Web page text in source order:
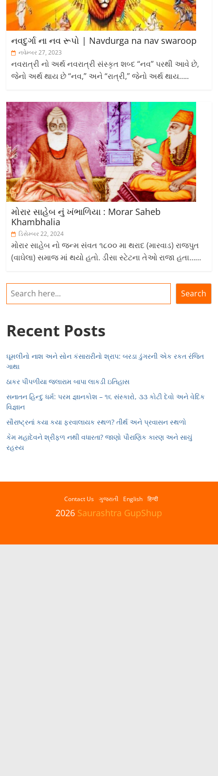
નવદુર્ગા ના નવ રૂપો | Navdurga na nav swaroop
નવેમ્બર 27, 2023
નવરાત્રી નો અર્થ નવરાત્રી સંસ્કૃત શબ્દ “નવ” પરથી આવે છે,
જેનો અર્થ થાય છે “નવ,” અને “રાત્રી,” જેનો અર્થ થાય…..
મોરાર સાહેબ નું ખંભાળિયા : Morar Saheb
Khambhalia
ડિસેમ્બર 22, 2024
મોરાર સાહેબ નો જન્મ સંવત ૧૮૦૦ મા થરાદ (મારવાડ) રાજપુત
(વાઘેલા) સમાજ માં થયો હતો. ડીસા સ્ટેટના તેઓ રાજા હતા……
Search
Recent Posts
ઘૂમલીનો નાશ અને સોન કંસારારીનો શ્રાપ: બરડા ડુંગરની એક રકત રંજિત
ગાથા
ઠાકર પીપળીયા જલારામ બાપા લાકડી ઇતિહાસ
સનાતન હિન્દુ ધર્મ: પરમ જ્ઞાનકોશ – ૧૬ સંસ્કારો, ૩૩ કોટી દેવો અને વેદિક
વિજ્ઞાન
સૌરાષ્ટ્રનાં કયા કયા ફરવાલાયક સ્થળ? તીર્થ અને પ્રવાસન સ્થળો
કેમ મહાદેવને શ્રીફળ નથી વધારતા? જાણો પૌરાણિક કારણ અને સાચું
રહસ્ય
Contact Us ગુજરાતી English हिन्दी
2026 Saurashtra GupShup